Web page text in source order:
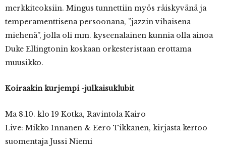
merkkiteoksiin. Mingus tunnettiin myös räiskyvänä ja
temperamenttisena persoonana, ”jazzin vihaisena
miehenä”, jolla oli mm. kyseenalainen kunnia olla ainoa
Duke Ellingtonin koskaan orkesteristaan erottama
muusikko.
Koiraakin kurjempi -julkaisuklubit
Ma 8.10. klo 19 Kotka, Ravintola Kairo
Live: Mikko Innanen & Eero Tikkanen, kirjasta kertoo
suomentaja Jussi Niemi